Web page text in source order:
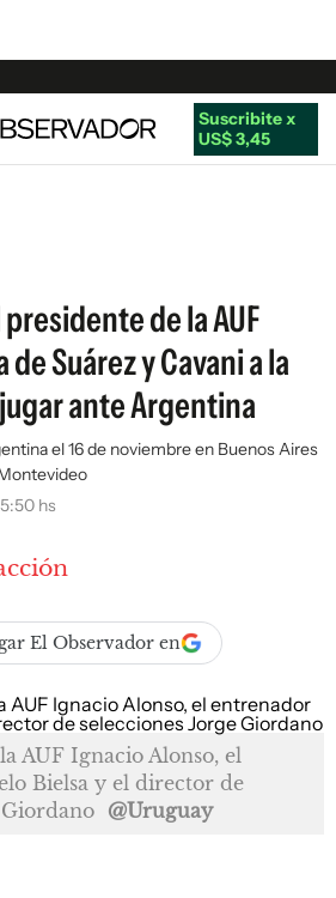
Suscribite x
US$ 3,45
de la AUF
Suárez y Cavani a la
ante Argentina
el 16 de noviembre en Buenos Aires
hs
El Observador en
AUF Ignacio Alonso, el
Bielsa y el director de
Giordano
@Uruguay